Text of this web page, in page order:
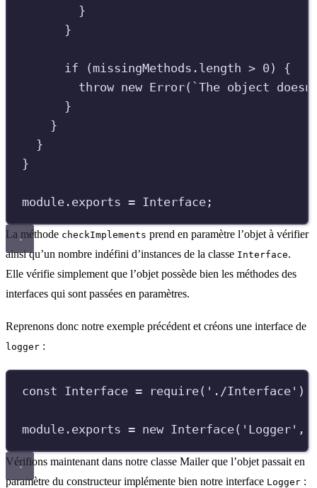
}
}
if ( missingMethods . length > 0 )
{
throw new Error( `The object
}
}
}
}
module . exports = Interface ;
La méthode checkImplements prend en paramètre l’objet à vérifier
ainsi qu’un nombre indéfini d’instances de la classe Interface.
Elle vérifie simplement que l’objet possède bien les méthodes des
interfaces qui sont passées en paramètres.
Reprenons donc notre exemple précédent et créons une interface de
logger :
const Interface = require( ' ./Interface ' )
module . exports = new Interface( ' Logger ' ,
Vérifions maintenant dans notre classe Mailer que l’objet passait en
paramètre du constructeur implémente bien notre interface Logger :